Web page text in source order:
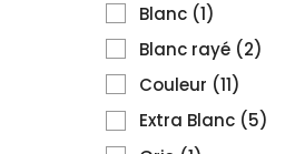
Blanc (1)
Blanc rayé (2)
Couleur (11)
Extra Blanc (5)